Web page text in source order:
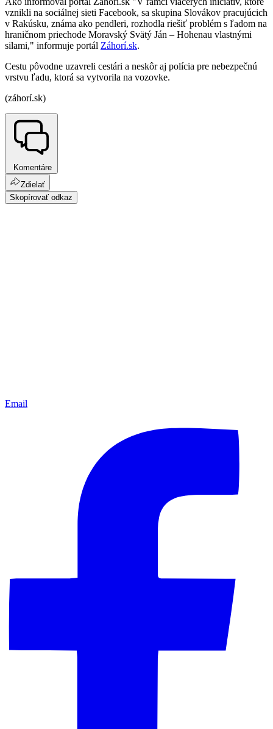
vznikli na sociálnej sieti Facebook, sa skupina Slovákov pracujúcich
v Rakúsku, známa ako pendleri, rozhodla riešiť problém s ľadom na
hraničnom priechode Moravský Svätý Ján – Hohenau vlastnými
silami," informuje portál Záhorí.sk.
Cestu pôvodne uzavreli cestári a neskôr aj polícia pre nebezpečnú
vrstvu ľadu, ktorá sa vytvorila na vozovke.
(záhorí.sk)
Komentáre
Zdielať
Skopírovať odkaz
Email